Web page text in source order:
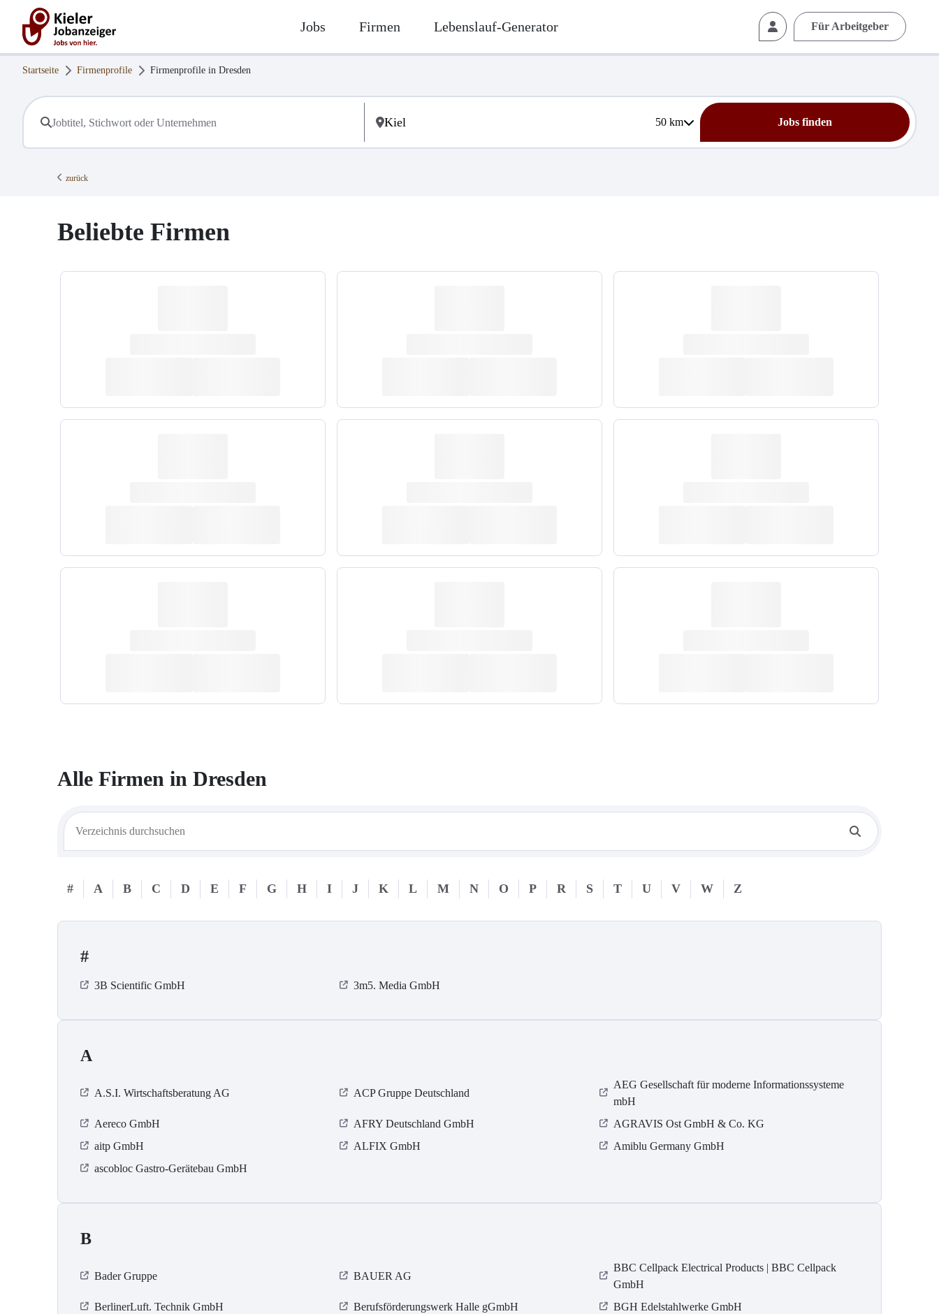
Jobs Firmen Lebenslauf-Generator Für Arbeitgeber
Startseite Firmenprofile Firmenprofile in Dresden
50km Jobs finden
zurück
Beliebte Firmen
Alle Firmen in Dresden
# A B C D E F G H I J K L M N O P R S T U V W Z
#
3B Scientific GmbH 3m5. Media GmbH
A
A.S.I. Wirtschaftsberatung AG ACP Gruppe Deutschland
AEG Gesellschaft für moderne Informationssysteme
mbH
Aereco GmbH
AFRY Deutschland GmbH
AGRAVIS Ost GmbH & Co. KG
aitp GmbH
ALFIX GmbH
Amiblu Germany GmbH
ascobloc Gastro-Gerätebau GmbH
B
Bader Gruppe BAUER AG
BBC Cellpack Electrical Products | BBC Cellpack
GmbH
BerlinerLuft. Technik GmbH
Berufsförderungswerk Halle gGmbH
BGH Edelstahlwerke GmbH